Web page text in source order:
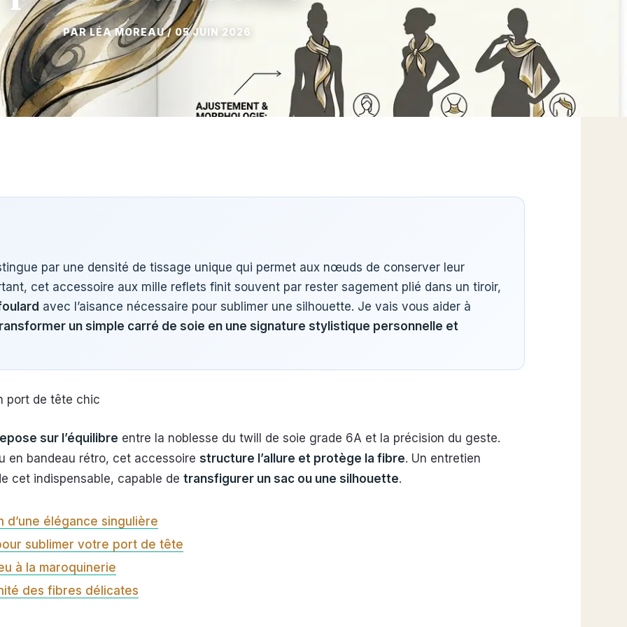
05 JUIN 2026
par une densité de tissage unique qui permet aux nœuds de conserver leur
cet accessoire aux mille reflets finit souvent par rester sagement plié dans un tiroir,
avec l’aisance nécessaire pour sublimer une silhouette. Je vais vous aider à
un simple carré de soie en une signature stylistique personnelle et
port de tête chic
sur l’équilibre entre la noblesse du twill de soie grade 6A et la précision du geste.
en bandeau rétro, cet accessoire structure l’allure et protège la fibre. Un entretien
cet indispensable, capable de transfigurer un sac ou une silhouette.
d’une élégance singulière
sublimer votre port de tête
à la maroquinerie
des fibres délicates